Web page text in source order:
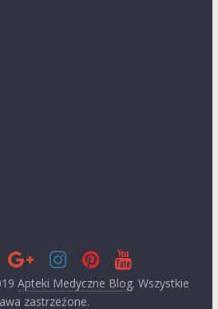
Apteki Medyczne Blog. Wszystkie
zastrzeżone.